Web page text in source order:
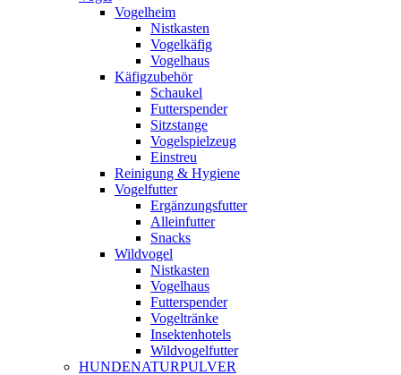
Vogelheim
Nistkasten
Vogelkäfig
Vogelhaus
Käfigzubehör
Schaukel
Futterspender
Sitzstange
Vogelspielzeug
Einstreu
Reinigung & Hygiene
Vogelfutter
Ergänzungsfutter
Alleinfutter
Snacks
Wildvogel
Nistkasten
Vogelhaus
Futterspender
Vogeltränke
Insektenhotels
Wildvogelfutter
HUNDENATURPULVER